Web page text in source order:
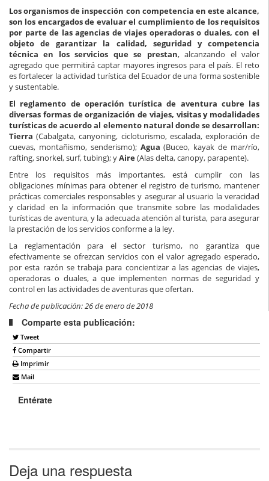
Los organismos de inspección con competencia en este alcance,
son los encargados de evaluar el cumplimiento de los requisitos
por parte de las agencias de viajes operadoras o duales, con el
objeto de garantizar la calidad, seguridad y competencia
técnica en los servicios que se prestan, alcanzando el valor
agregado que permitirá captar mayores ingresos para el país. El reto
es fortalecer la actividad turística del Ecuador de una forma sostenible
y sustentable.
El reglamento de operación turística de aventura cubre las
diversas formas de organización de viajes, visitas y modalidades
turísticas de acuerdo al elemento natural donde se desarrollan:
Tierra (Cabalgata, canyoning, cicloturismo, escalada, exploración de
cuevas, montañismo, senderismo); Agua (Buceo, kayak de mar/río,
rafting, snorkel, surf, tubing); yAire(Alas delta, canopy, parapente).
Entre los requisitos más importantes, está cumplir con las
obligaciones mínimas para obtener el registro de turismo, mantener
prácticas comerciales responsables y asegurar al usuario la veracidad
y claridad en la información que transmite sobre las modalidades
turísticas de aventura, y la adecuada atención al turista, para asegurar
la prestación de los servicios conforme a la ley.
La reglamentación para el sector turismo, no garantiza que
efectivamente se ofrezcan servicios con el valor agregado esperado,
por esta razón se trabaja para concientizar a las agencias de viajes,
operadoras o duales, a que implementen normas de seguridad y
control en las actividades de aventuras que ofertan.
Fecha de publicación: 26 de enero de 2018
Comparte esta publicación:
Tweet
Compartir
Imprimir
Mail
Entérate
Deja una respuesta